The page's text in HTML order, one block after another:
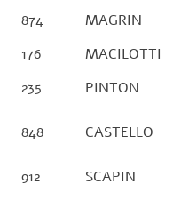
874 MAGRIN
176
MACILOTTI
235
PINTON
848 CASTELLO
912 SCAPIN